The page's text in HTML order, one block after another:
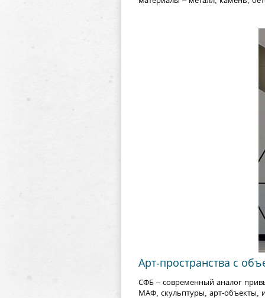
Арт-пространства с
СФБ – современный аналог
МАФ, скульптуры, арт-объекты,